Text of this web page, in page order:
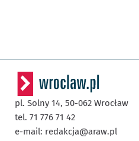
pl. Solny 14, 50-062 Wrocław
tel. 71 776 71 42
e-mail: redakcja@araw.pl